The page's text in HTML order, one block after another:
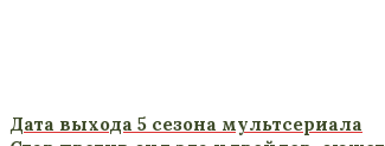
Дата выхода 5 сезона мультсериала